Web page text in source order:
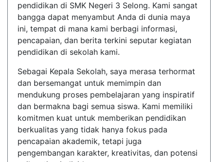
pendidikan di SMK Negeri 3 Selong. Kami sangat
bangga dapat menyambut Anda di dunia maya
ini, tempat di mana kami berbagi informasi,
pencapaian, dan berita terkini seputar kegiatan
pendidikan di sekolah kami.
Sebagai Kepala Sekolah, saya merasa terhormat
dan bersemangat untuk memimpin dan
mendukung proses pembelajaran yang inspiratif
dan bermakna bagi semua siswa. Kami memiliki
komitmen kuat untuk memberikan pendidikan
berkualitas yang tidak hanya fokus pada
pencapaian akademik, tetapi juga
pengembangan karakter, kreativitas, dan potensi